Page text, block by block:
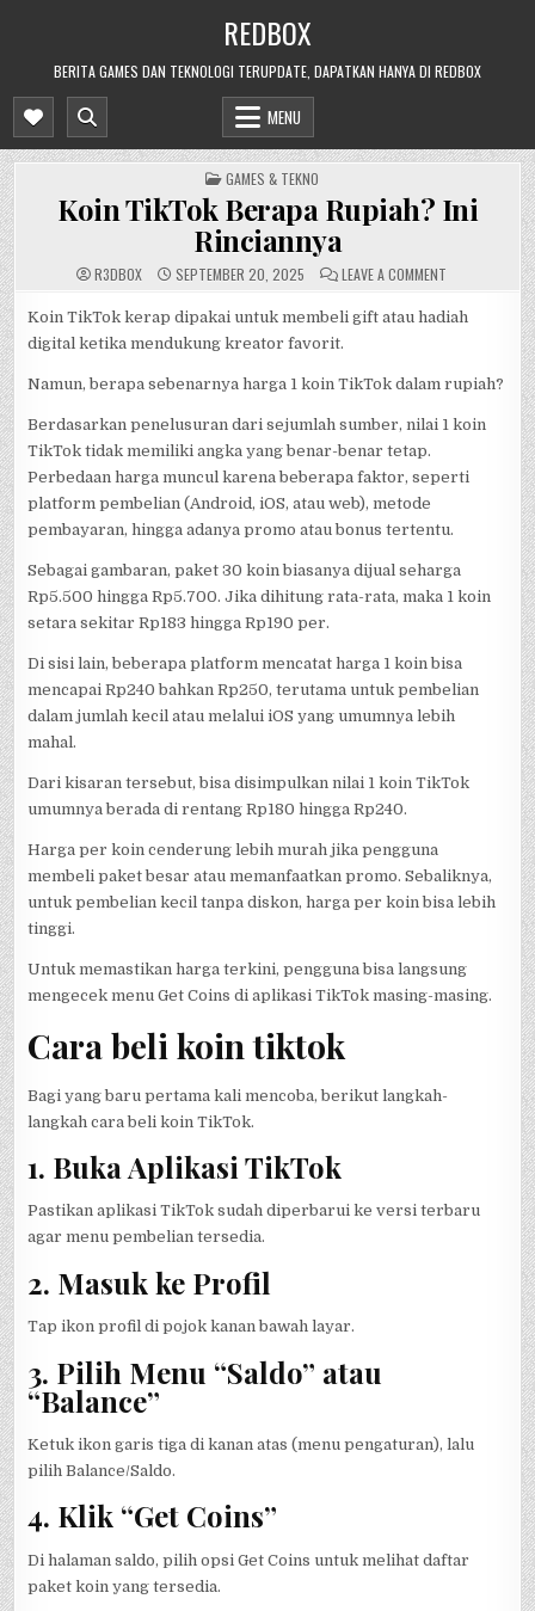
REDBOX
BERITA GAMES DAN TEKNOLOGI TERUPDATE, DAPATKAN HANYA DI REDBOX
MENU
POSTED
IN
GAMES & TEKNO
Koin TikTok Berapa Rupiah? Ini
Rinciannya
R3DB0X SEPTEMBER 20, 2025 LEAVE A COMMENT
BERAPA
Koin TikTok kerap dipakai untuk membeli gift atau hadiah
digital ketika mendukung kreator favorit.
Namun, berapa sebenarnya harga 1 koin TikTok dalam rupiah?
Berdasarkan penelusuran dari sejumlah sumber, nilai 1 koin
TikTok tidak memiliki angka yang benar-benar tetap.
Perbedaan harga muncul karena beberapa faktor, seperti
platform pembelian (Android, iOS, atau web), metode
pembayaran, hingga adanya promo atau bonus tertentu.
Sebagai gambaran, paket 30 koin biasanya dijual seharga
Rp5.500 hingga Rp5.700. Jika dihitung rata-rata, maka 1 koin
setara sekitar Rp183 hingga Rp190 per.
Di sisi lain, beberapa platform mencatat harga 1 koin bisa
mencapai Rp240 bahkan Rp250, terutama untuk pembelian
dalam jumlah kecil atau melalui iOS yang umumnya lebih
mahal.
Dari kisaran tersebut, bisa disimpulkan nilai 1 koin TikTok
umumnya berada di rentang Rp180 hingga Rp240.
Harga per koin cenderung lebih murah jika pengguna
membeli paket besar atau memanfaatkan promo. Sebaliknya,
untuk pembelian kecil tanpa diskon, harga per koin bisa lebih
tinggi.
Untuk memastikan harga terkini, pengguna bisa langsung
mengecek menu Get Coins di aplikasi TikTok masing-masing.
Cara beli koin tiktok
Bagi yang baru pertama kali mencoba, berikut langkah-
langkah cara beli koin TikTok.
1. Buka Aplikasi TikTok
Pastikan aplikasi TikTok sudah diperbarui ke versi terbaru
agar menu pembelian tersedia.
2. Masuk ke Profil
Tap ikon profil di pojok kanan bawah layar.
3. Pilih Menu “Saldo” atau
“Balance”
Ketuk ikon garis tiga di kanan atas (menu pengaturan), lalu
pilih Balance/Saldo.
4. Klik “Get Coins”
Di halaman saldo, pilih opsi Get Coins untuk melihat daftar
paket koin yang tersedia.